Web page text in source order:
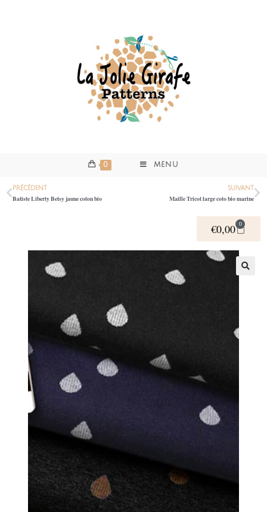
0 MENU
PRÉCÉDENT
Batiste Liberty Betsy jaune coton bio
SUIVANT
Maille Tricot large coto bio marine
€0,00 0